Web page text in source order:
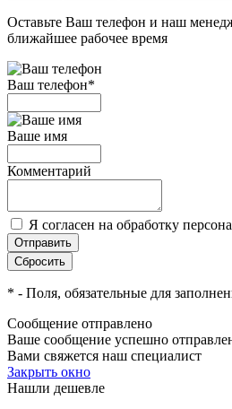
Оставьте Ваш телефон и наш
ближайшее рабочее время
Ваш телефон*
Ваше имя
Комментарий
Я согласен на обработку
* - Поля, обязательные для
Сообщение отправлено
Ваше сообщение успешно
Вами свяжется наш специалист
Закрыть окно
Нашли дешевле